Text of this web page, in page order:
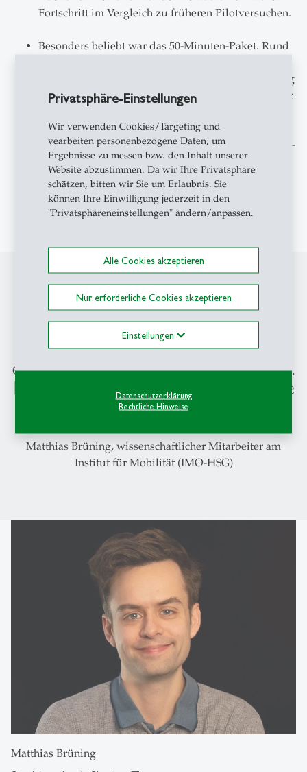
Privatsphäre-Einstellungen
Wir verwenden Cookies/Targeting und
vearbeiten personenbezogene Daten, um
Ergebnisse zu messen bzw. den Inhalt unserer
Website abzustimmen. Da wir Ihre Privatsphäre
schätzen, bitten wir Sie um Erlaubnis. Sie
können Ihre Einwilligung jederzeit in den
"Privatsphäreneinstellungen" ändern/anpassen.
Alle Cookies akzeptieren
Nur erforderliche Cookies akzeptieren
Einstellungen
Datenschutzerklärung
Rechtliche Hinweise
Fortschritt im Vergleich zu früheren Pilotversuchen.
Besonders beliebt war das 50-Minuten-Paket. Rund
46 Minuten des Pakets Gebrauch. In einer Befragung
gaben alle Teilnehmenden an, das Angebot bei einer
wollen.
84% kombinierten die Nutzung der E-Scooter und E-
Bikes regelmässig mit dem öffentlichen Verkehr –
vor allem zur komfortablen Überbrückung der
letzten Strecke zur Haltestelle, auch in ländlich
geprägten Gemeinden.
«Aktuell ist geteilte Mikromobilität
noch ein Nischenprodukt.
Nutzungshürden müssen etwa durch
eine Multimodal-App gesenkt werden.
Für Pendelwege muss eine verlässliche
Verfügbarkeit sichergestellt sein.»
Matthias Brüning, wissenschaftlicher Mitarbeiter am
Institut für Mobilität (IMO-HSG)
Matthias Brüning